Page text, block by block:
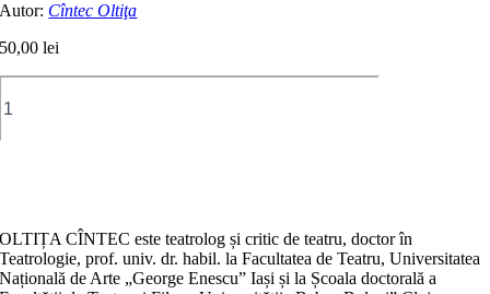
Autor: Cîntec Oltiţa
50,00lei
OLTIȚA CÎNTEC este teatrolog și critic de teatru, doctor în
Teatrologie, prof. univ. dr. habil. la Facultatea de Teatru, Universitatea
Națională de Arte „George Enescu” Iași și la Școala doctorală a